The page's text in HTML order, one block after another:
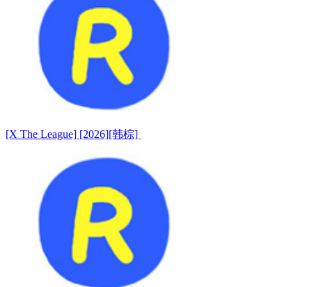
[X The League] [2026][韩棕]